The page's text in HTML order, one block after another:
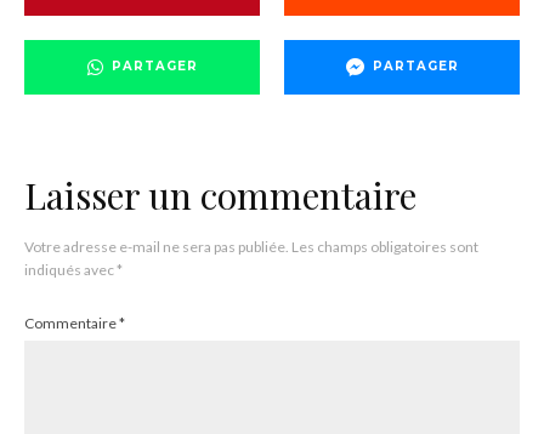
PARTAGER PARTAGER
Laisser un commentaire
Votre adresse e-mail ne sera pas publiée. Les champs obligatoires sont
indiqués avec*
Commentaire*